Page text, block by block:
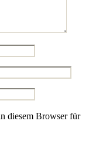
diesem Browser für